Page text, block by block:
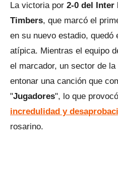
La victoria por 2-0 del Inter
Timbers, que marcó el
en su nuevo estadio, quedó
atípica. Mientras el equipo
el marcador, un sector de
entonar una canción que
"Jugadores", lo que provocó
incredulidad y
rosarino.